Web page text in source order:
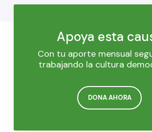
Apoya esta
Con tu aporte mensual
trabajando la cultura
DONA AHORA